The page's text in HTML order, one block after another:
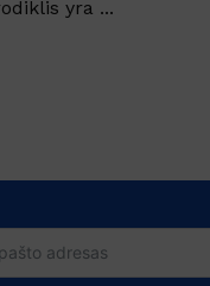
yra ...